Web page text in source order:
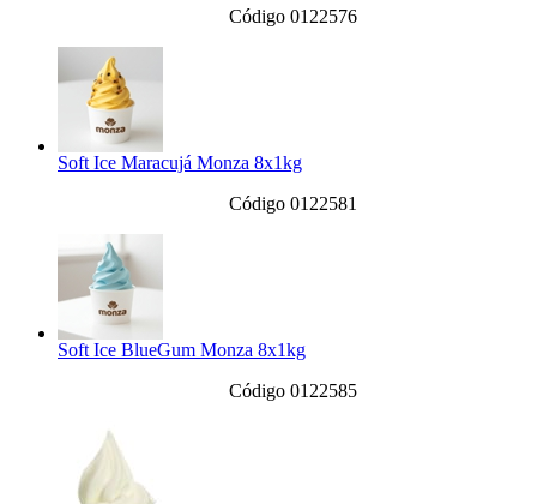
Código 0122576
Soft Ice Maracujá Monza 8x1kg
Código 0122581
Soft Ice BlueGum Monza 8x1kg
Código 0122585